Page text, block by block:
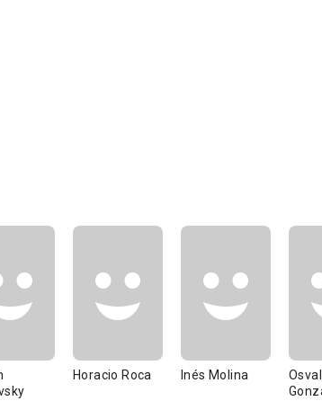
Horacio Roca Inés Molina